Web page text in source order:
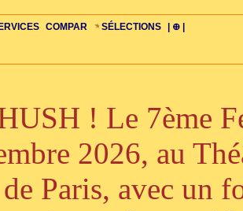
CONCERTS HISTOIRE PAYS STYLES-ÉCOLES
LIENS RADIOS VIDÉOS PLAN FAQS
COMPAR
EXPRESS ŒUVRES BIOGRAPHIES PERSPECTIVE
SÉLECTIONS
INTRO COMPO-INDIV ŒUVRES-INDIV
| ⊕ |
CD TOP-REC BONUS-ROMANS BONUS-FILMS
CELLO-C
ALTO-C
VIOLON-C
PIANO-CONC GRAND-
! Le 7ème
2026, au
Paris, avec un